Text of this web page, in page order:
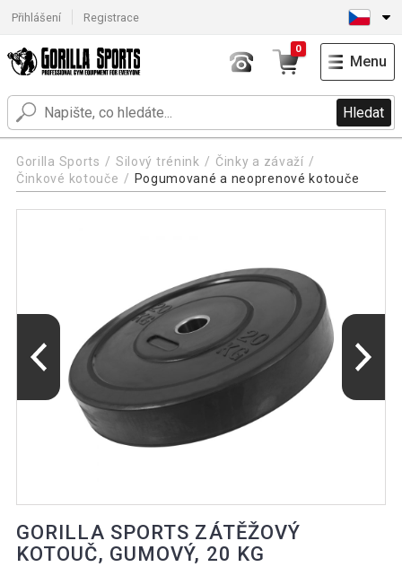
Přihlášení Registrace
Hledat
0
Menu
Gorilla Sports Silový trénink
Činky a závaží
Činkové kotouče
Pogumované a neoprenové kotouče
GORILLA SPORTS ZÁTĚŽOVÝ
KOTOUČ, GUMOVÝ, 20 KG